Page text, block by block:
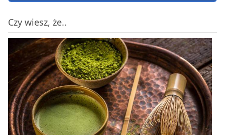
Czy wiesz, że..